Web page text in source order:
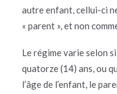
autre enfant, cellui-ci
« parent », et non
Le régime varie selon
quatorze (14) ans, ou
l’âge de l’enfant, le